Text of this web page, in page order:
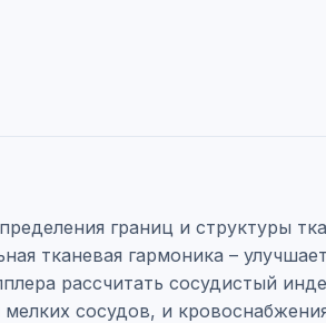
границ и структуры
тканевая гармоника –
рассчитать сосудистый
мелких сосудов, и